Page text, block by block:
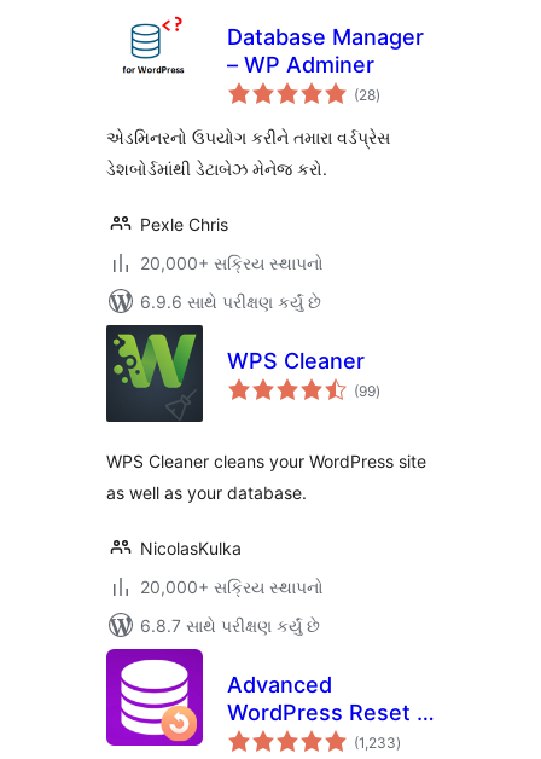
Database Manager
– WP Adminer
(28કુલ
રેટિંગ્સ
)
એડમિનરનો ઉપયોગ કરીને તમારા વર્ડપ્રેસ
ડેશબોર્ડમાંથી ડેટાબેઝ મેનેજ કરો.
Pexle Chris
20,000+ સક્રિય સ્થાપનો
6.9.6 સાથે પરીક્ષણ કર્યું છે
WPS Cleaner
(99કુલ
રેટિંગ્સ
)
WPS Cleaner cleans your WordPress site
as well as your database.
NicolasKulka
20,000+ સક્રિય સ્થાપનો
6.8.7 સાથે પરીક્ષણ કર્યું છે
Advanced
WordPress Reset –
Debug, Recover &
(1,233કુલ
રેટિંગ્સ
)